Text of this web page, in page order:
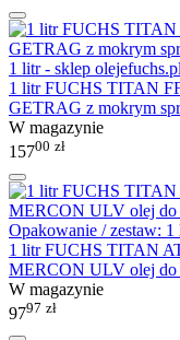
1 litr FUCHS TITAN
GETRAG z mokrym
W magazynie
15700 zł
1 litr FUCHS TITAN
MERCON ULV olej do
W magazynie
9797 zł